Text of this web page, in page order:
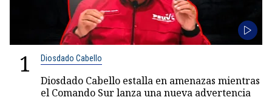
1 Diosdado Cabello
Diosdado Cabello estalla en amenazas mientras
el Comando Sur lanza una nueva advertencia